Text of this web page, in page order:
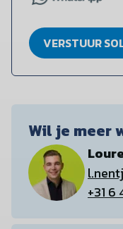
VERSTUUR
Wil je meer
+31 6